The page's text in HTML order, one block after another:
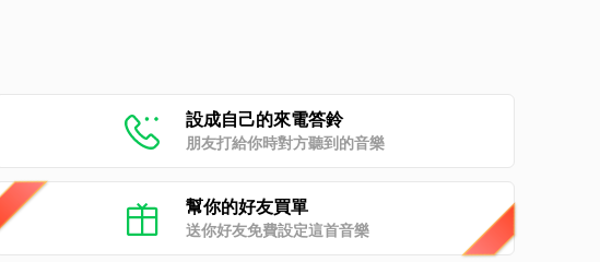
設成自己的來電答鈴
朋友打給你時對方聽到的音樂
幫你的好友買單
送你好友免費設定這首音樂